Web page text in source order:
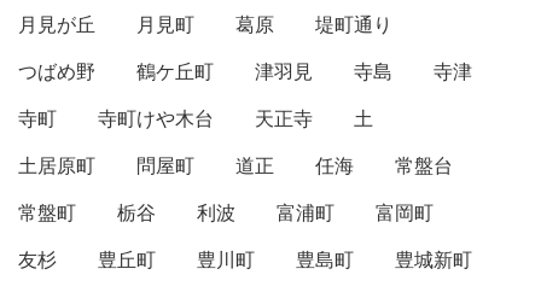
月見が丘
月見町 葛原
堤町通り
つばめ野
鶴ケ丘町 津羽見 寺島
寺津
寺町
寺町けや木台 天正寺
土
土居原町
問屋町 道正 任海
常盤台
常盤町
栃谷 利波 富浦町
富岡町
友杉
豊丘町 豊川町 豊島町
豊城新町